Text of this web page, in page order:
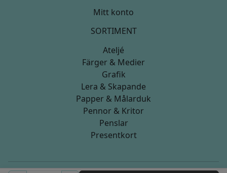
Mitt konto
SORTIMENT
Ateljé
Färger & Medier
Grafik
Lera & Skapande
Papper & Målarduk
Pennor & Kritor
Penslar
Presentkort